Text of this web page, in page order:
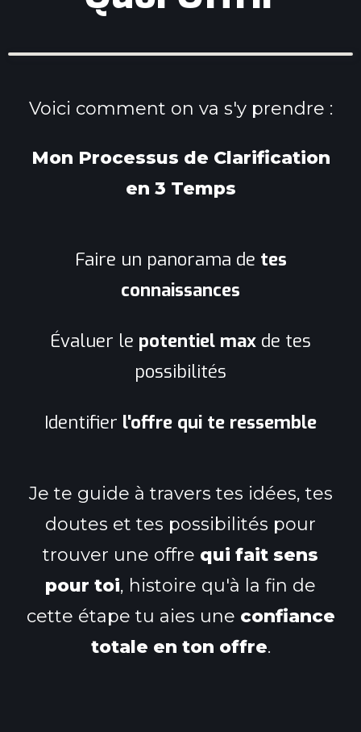
Voici comment on va s'y prendre :
Mon Processus de Clarification
en 3 Temps
Faire un panorama de tes
connaissances
Évaluer le potentiel max de tes
possibilités
Identifier l'offre qui te ressemble
Je te guide à travers tes idées, tes
doutes et tes possibilités pour
trouver une offre qui fait sens
pour toi, histoire qu'à la fin de
cette étape tu aies une confiance
totale en ton offre.